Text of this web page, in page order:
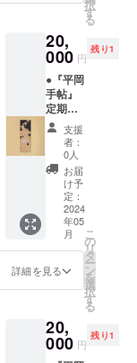
とに、
私は彼
の造詣
の深さ
を感じ
た。 平
岡氏の
SNSに
は、毎
日膨大
な美術
展示の
観想が
綴ら
れ、彼
しい態
度に秘
意欲を
覗かせ
る。真
されて
ブック
もある
という
すごい
構造の
展示
だった
が、な
んだか
平岡手
帖にも
似た何
かを感
じる。
山野さ
んが
アート
ブック
を作っ
は、本
になれ
ばガラ
はいつ
めで、
多くを
語るこ
とはあ
まりな
い。彼
の観た
展覧会
などに
関する
文章も
自分語
りを
朗々と
するこ
とは避
けてい
るよう
に感じ
胆な仮
説を打
ちたて
いるけ
ど、全
部取っ
払って
自分の
魂で観
る、平
岡手帖
には優
しさが
詰まっ
てま
す。こ
れこそ
が作品
とい
う”幸せ
実践”の
本質だ
ね。365
何も起
きてい
ない。
という
顔をし
て生き
るほう
が考え
なくて
済んで
楽なの
で、そ
うしま
す。解
決に向
たり、
問題を
なやり
方でな
く、た
ンゴー
イング
にて知
り合っ
た。忘
年会
だった
か。
ギャラ
リーの2
階で少
し話し
た。平
岡さん
の鑑賞
は、執
拗だ。
出会っ
て間も
ない
引チ
ーーー
ーー 齋
藤雄介
ーー
択
す
る
20,
000 円
残り1
●『平岡
手帖』
定期購
読_12ヶ
月 ＋ ●
作家作
品しお
りサイ
ズ （火
であぶ
ると図
像があ
らわれ
る。）
＋ ●こ
の作品
「額縁
工房片
隅」特
支援
者：
0人
お届
け予
定：
2024
年05
月
詳細を見る
こ
の
リ
タ
ー
ン
を
選
択
す
る
20,
000 円
残り1